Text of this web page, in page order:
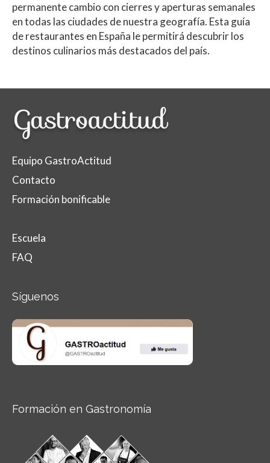
permanente cambio con cierres y aperturas semanales
en todas las ciudades de nuestra geografía. Esta guía
de restaurantes en España le permitirá descubrir los
destinos culinarios más destacados del país.
Equipo GastroActitud
Contacto
Formación bonificable
Escuela
FAQ
Síguenos
Formación en Gastronomía